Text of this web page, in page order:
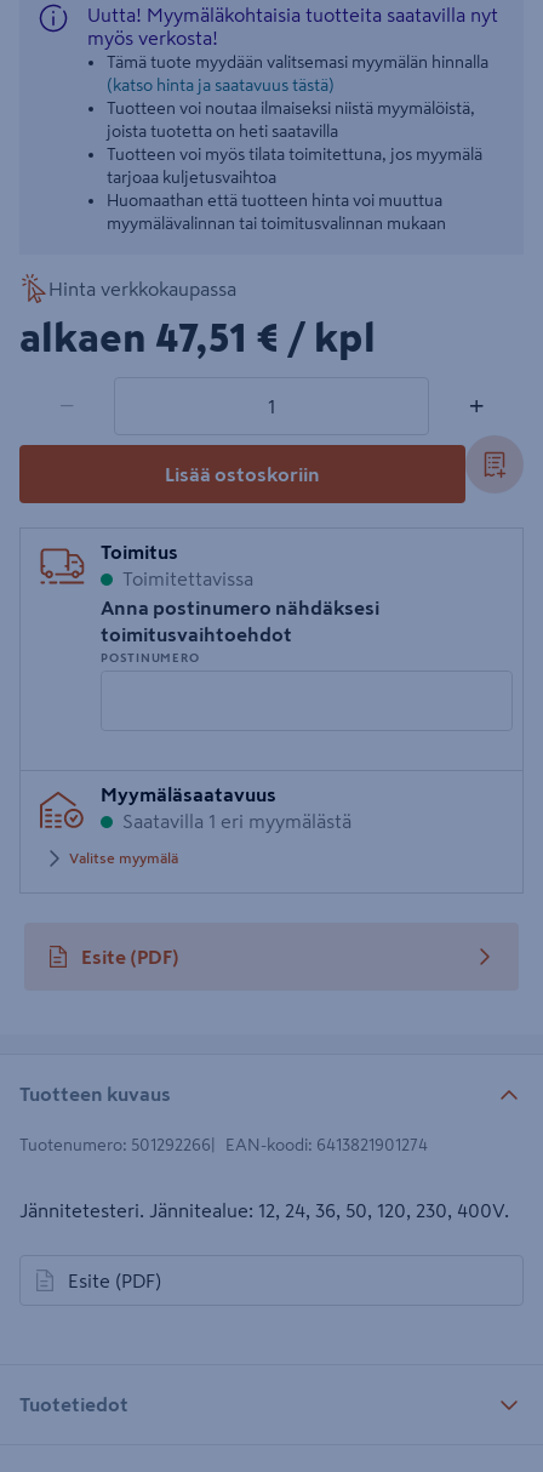
Uutta! Myymäläkohtaisia tuotteita saatavilla nyt
myös verkosta!
Tämä tuote myydään valitsemasi myymälän hinnalla
(katso hinta ja saatavuus tästä)
Tuotteen voi noutaa ilmaiseksi niistä myymälöistä,
joista tuotetta on heti saatavilla
Tuotteen voi myös tilata toimitettuna, jos myymälä
tarjoaa kuljetusvaihtoa
Huomaathan että tuotteen hinta voi muuttua
myymälävalinnan tai toimitusvalinnan mukaan
Hinta verkkokaupassa
alkaen 47,51€/kpl
47,51 € / kpl
− +
Lisää ostoskoriin
Toimitus
Toimitettavissa
Anna postinumero nähdäksesi
toimitusvaihtoehdot
POSTINUMERO
postinumero
Myymäläsaatavuus
Saatavilla 1 eri myymälästä
Valitse myymälä
Esite (PDF)
avautuu uuteen välilehteen
Tuotteen kuvaus
Tuotenumero: 501292266 EAN-koodi: 6413821901274
Jännitetesteri. Jännitealue: 12, 24, 36, 50, 120, 230, 400V.
Esite (PDF)
avautuu uuteen välilehteen
Tuotetiedot